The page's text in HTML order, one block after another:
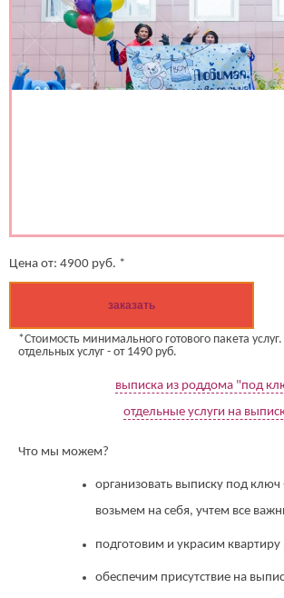
Цена от: 4900 руб. *
заказать
*Стоимость минимального готового пакета
отдельных услуг - от 1490 руб.
выписка из роддома "под
отдельные услуги на
Что мы можем?
организовать выписку под ключ
возьмем на себя, учтем все
подготовим и украсим квартиру
обеспечим присутствие на